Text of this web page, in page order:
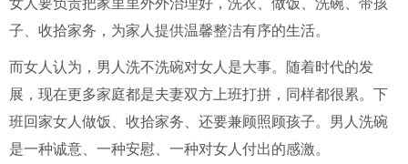
子、收拾家务，为家人提供温馨整洁有序的生活。
而女人认为，男人洗不洗碗对女人是大事。随着时代的发
展，现在更多家庭都是夫妻双方上班打拼，同样都很累。下
班回家女人做饭、收拾家务、还要兼顾照顾孩子。男人洗碗
是一种诚意、一种安慰、一种对女人付出的感激。